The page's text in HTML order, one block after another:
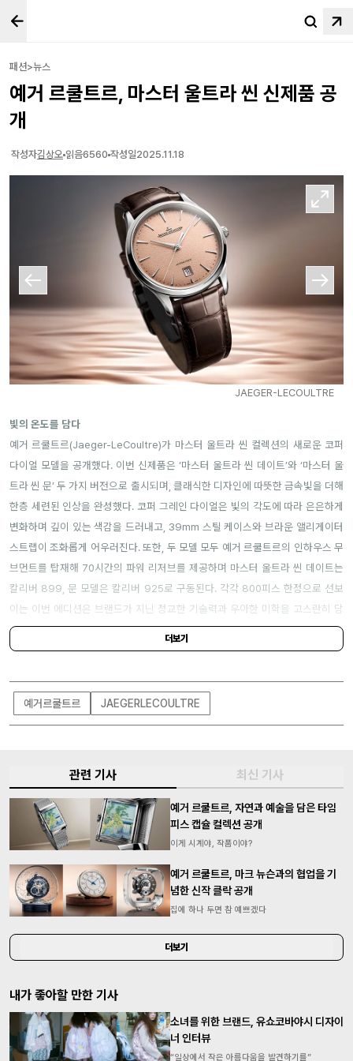
패션>뉴스
예거 르쿨트르, 마스터 울트라 씬 신제품 공
개
작성자김상오 읽음6560 작성일2025.11.18
JAEGER-LECOULTRE
빛의 온도를 담다
예거 르쿨트르(Jaeger-LeCoultre)가 마스터 울트라 씬 컬렉션의 새로운 코퍼
다이얼 모델을 공개했다. 이번 신제품은 ‘마스터 울트라 씬 데이트’와 ‘마스터 울
트라 씬 문’ 두 가지 버전으로 출시되며, 클래식한 디자인에 따뜻한 금속빛을 더해
한층 세련된 인상을 완성했다. 코퍼 그레인 다이얼은 빛의 각도에 따라 은은하게
변화하며 깊이 있는 색감을 드러내고, 39mm 스틸 케이스와 브라운 앨리게이터
스트랩이 조화롭게 어우러진다. 또한, 두 모델 모두 예거 르쿨트르의 인하우스 무
브먼트를 탑재해 70시간의 파워 리저브를 제공하며 마스터 울트라 씬 데이트는
칼리버 899, 문 모델은 칼리버 925로 구동된다. 각각 800피스 한정으로 선보
이는 이번 에디션은 브랜드가 지닌 정교한 기술력과 우아한 미학을 고스란히 담
아낸 결과물이다.
더보기
예거르쿨트르 JAEGERLECOULTRE
관련 기사 최신 기사
예거 르쿨트르, 자연과 예술을 담은 타임
피스 캡슐 컬렉션 공개
이게 시계야, 작품이야?
예거 르쿨트르, 마크 뉴슨과의 협업을 기
념한 신작 클락 공개
집에 하나 두면 참 예쁘겠다
더보기
내가 좋아할 만한 기사
소녀를 위한 브랜드, 유쇼코바야시 디자이
너 인터뷰
“일상에서 작은 아름다움을 발견하기를”